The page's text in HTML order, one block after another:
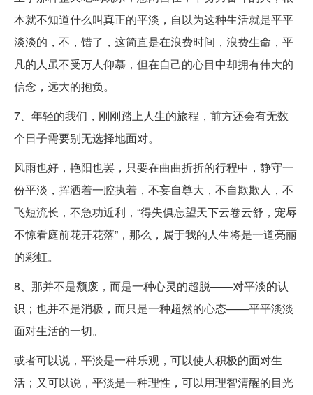
本就不知道什么叫真正的平淡，自以为这种生活就是平平
淡淡的，不，错了，这简直是在浪费时间，浪费生命，平
凡的人虽不受万人仰慕，但在自己的心目中却拥有伟大的
信念，远大的抱负。
7、年轻的我们，刚刚踏上人生的旅程，前方还会有无数
个日子需要别无选择地面对。
风雨也好，艳阳也罢，只要在曲曲折折的行程中，静守一
份平淡，挥洒着一腔执着，不妄自尊大，不自欺欺人，不
飞短流长，不急功近利，“得失俱忘望天下云卷云舒，宠辱
不惊看庭前花开花落”，那么，属于我的人生将是一道亮丽
的彩虹。
8、那并不是颓废，而是一种心灵的超脱——对平淡的认
识；也并不是消极，而只是一种超然的心态——平平淡淡
面对生活的一切。
或者可以说，平淡是一种乐观，可以使人积极的面对生
活；又可以说，平淡是一种理性，可以用理智清醒的目光